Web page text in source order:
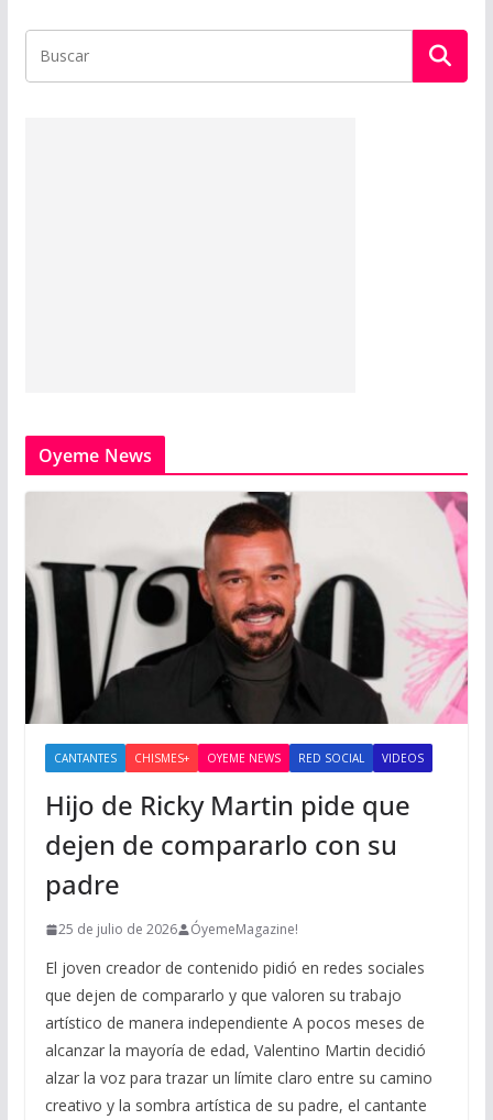
Oyeme News
CANTANTES CHISMES+ OYEME NEWS RED SOCIAL VIDEOS
Hijo de Ricky Martin pide que
dejen de compararlo con su
padre
25 de julio de 2026 ÓyemeMagazine!
El joven creador de contenido pidió en redes sociales
que dejen de compararlo y que valoren su trabajo
artístico de manera independiente A pocos meses de
alcanzar la mayoría de edad, Valentino Martin decidió
alzar la voz para trazar un límite claro entre su camino
creativo y la sombra artística de su padre, el cantante